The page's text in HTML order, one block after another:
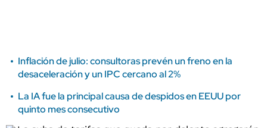
Inflación de julio: consultoras prevén un freno en la
desaceleración y un IPC cercano al 2%
La IA fue la principal causa de despidos en EEUU por
quinto mes consecutivo